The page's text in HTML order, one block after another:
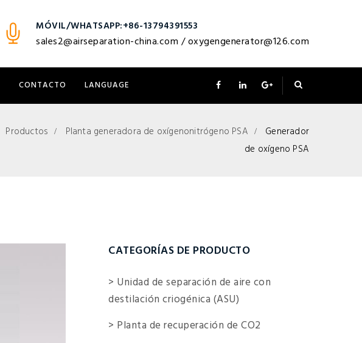
MÓVIL/WHATSAPP:+86-13794391553
sales2@airseparation-china.com /oxygengenerator@126.com
CONTACTO LANGUAGE
Productos Planta generadora de oxígenonitrógeno PSA
Generador
de oxígeno PSA
CATEGORÍAS DE PRODUCTO
> Unidad de separación de aire con
destilación criogénica (ASU)
> Planta de recuperación de CO2